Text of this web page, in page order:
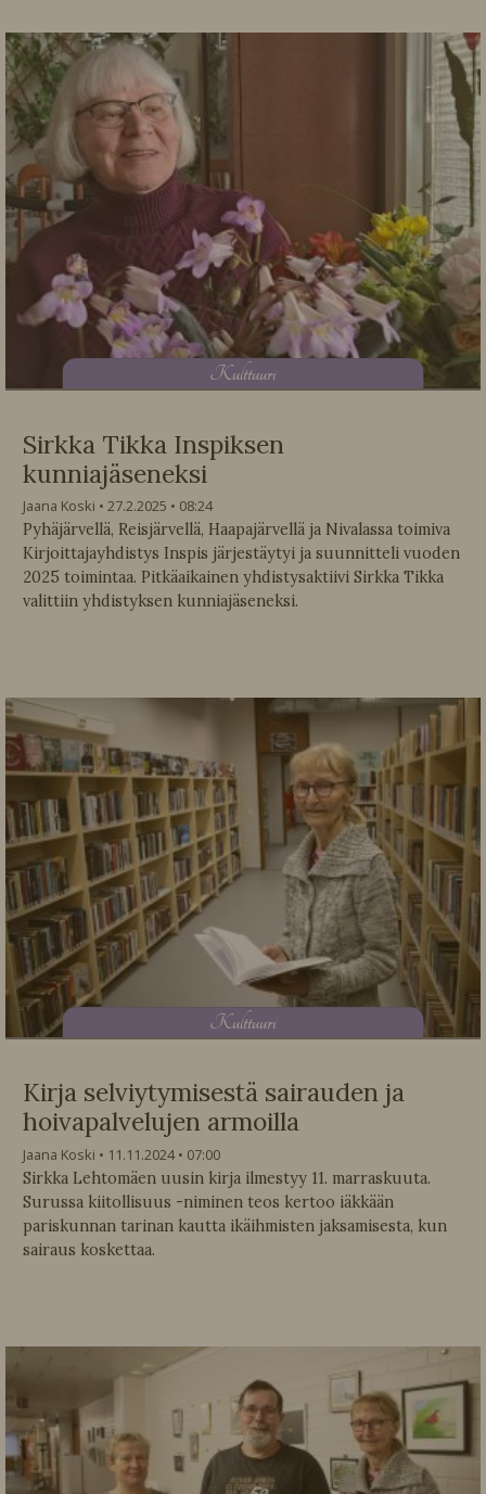
Kulttuuri
Sirkka Tikka Inspiksen
kunniajäseneksi
Jaana Koski 27.2.2025
08:24
Pyhäjärvellä, Reisjärvellä, Haapajärvellä ja Nivalassa toimiva
Kirjoittajayhdistys Inspis järjestäytyi ja suunnitteli vuoden
2025 toimintaa. Pitkäaikainen yhdistysaktiivi Sirkka Tikka
valittiin yhdistyksen kunniajäseneksi.
Kulttuuri
Kirja selviytymisestä sairauden ja
hoivapalvelujen armoilla
Jaana Koski 11.11.2024
07:00
Sirkka Lehtomäen uusin kirja ilmestyy 11. marraskuuta.
Surussa kiitollisuus -niminen teos kertoo iäkkään
pariskunnan tarinan kautta ikäihmisten jaksamisesta, kun
sairaus koskettaa.